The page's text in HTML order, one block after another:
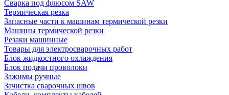
Сварка под флюсом SAW
Термическая резка
Запасные части к машинам термической резки
Машины термической резки
Резаки машинные
Товары для электросварочных работ
Блок жидкостного охлаждения
Блок подачи проволоки
Зажимы ручные
Зачистка сварочных швов